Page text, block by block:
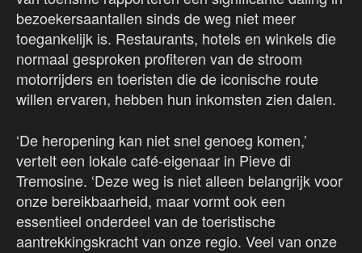
bezoekersaantallen sinds de weg niet meer
toegankelijk is. Restaurants, hotels en winkels die
normaal gesproken profiteren van de stroom
motorrijders en toeristen die de iconische route
willen ervaren, hebben hun inkomsten zien dalen.
‘De heropening kan niet snel genoeg komen,’
vertelt een lokale café-eigenaar in Pieve di
Tremosine. ‘Deze weg is niet alleen belangrijk voor
onze bereikbaarheid, maar vormt ook een
essentieel onderdeel van de toeristische
aantrekkingskracht van onze regio. Veel van onze